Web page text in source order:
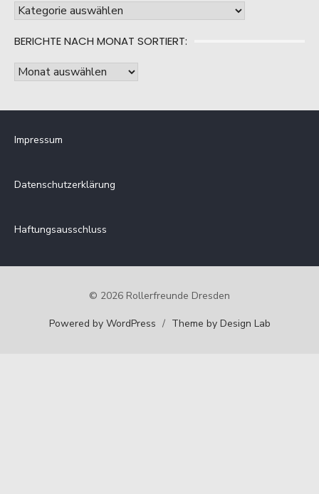
Berichte
Kategorie
sortiert:
BERICHTE NACH MONAT SORTIERT:
Berichte
Impressum
Datenschutzerklärung
Haftungsausschluss
© 2026 Rollerfreunde Dresden
Powered by WordPress / Theme by Design Lab